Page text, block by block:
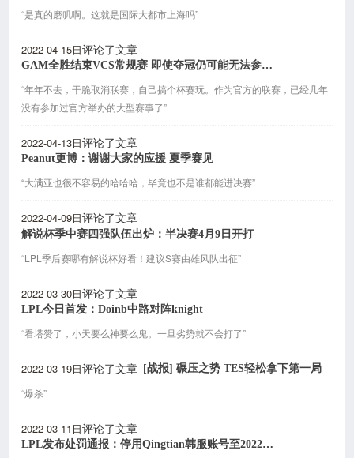
“是真的磨叽啊。这就是国际大都市上海吗”
2022-04-15日评论了文章
GAM全胜结束VCS常规赛 即使夺冠仍可能无法参加MSI
“年年不去，干脆取消联赛，自己搞个杯赛玩。作为官方的联赛，已经几年
没有参加过官方举办的大型赛事了”
2022-04-13日评论了文章
Peanut更博：谢谢大家的应援 夏季赛见
“大满亚也很不容易的哈哈哈，毕竟也不是谁都能进决赛”
2022-04-09日评论了文章
解说杯季中赛四强队伍出炉：半决赛4月9日开打
“LPL季后赛哪有解说杯好看！建议S赛由雄风队出征”
2022-03-30日评论了文章
LPL今日首发：Doinb中路对阵knight
“看塔赞了，小天要么神要么鬼。一旦劣势就不会打了”
2022-03-19日评论了文章 [战报] 碾压之势 TES轻松拿下第一局
“爆杀”
2022-03-11日评论了文章
LPL发布处罚通报：停用Qingtian韩服账号至2022年12月31日